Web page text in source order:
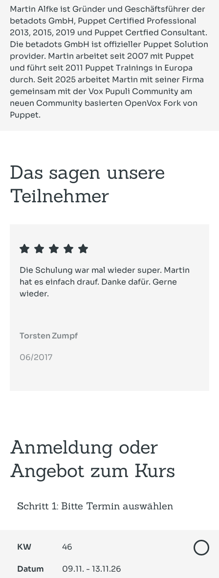
Martin Alfke ist Gründer und Geschäftsführer der
betadots GmbH, Puppet Certified Professional
2013, 2015, 2019 und Puppet Certfied Consultant.
Die betadots GmbH ist offizieller Puppet Solution
provider. Martin arbeitet seit 2007 mit Puppet
und führt seit 2011 Puppet Trainings in Europa
durch. Seit 2025 arbeitet Martin mit seiner Firma
gemeinsam mit der Vox Pupuli Community am
neuen Community basierten OpenVox Fork von
Puppet.
Das sagen unsere
Teilnehmer
Die Schulung war mal wieder super. Martin
hat es einfach drauf. Danke dafür. Gerne
wieder.
Torsten Zumpf
06/2017
Anmeldung oder
Angebot zum Kurs
Schritt 1: Bitte Termin auswählen
KW 46
Datum 09.11. - 13.11.26